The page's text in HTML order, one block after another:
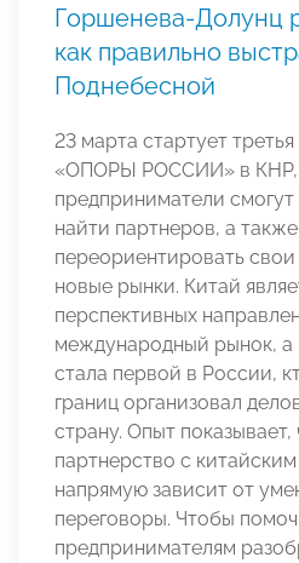
Горшенева-Долунц
как правильно
Поднебесной
23 марта стартует
«ОПОРЫ РОССИИ» в КНР,
предприниматели смогут
найти партнеров, а
переориентировать
новые рынки. Китай
перспективных
международный рынок, а
стала первой в России,
границ организовал
страну. Опыт
партнерство с
напрямую зависит от
переговоры. Чтобы
предпринимателям